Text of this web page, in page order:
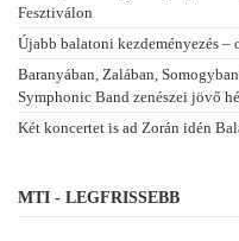
Fesztiválon
Újabb balatoni kezdeményezés
Baranyában, Zalában,
Symphonic Band zenészei jövő
Két koncertet is ad Zorán idén
MTI - LEGFRISSEBB